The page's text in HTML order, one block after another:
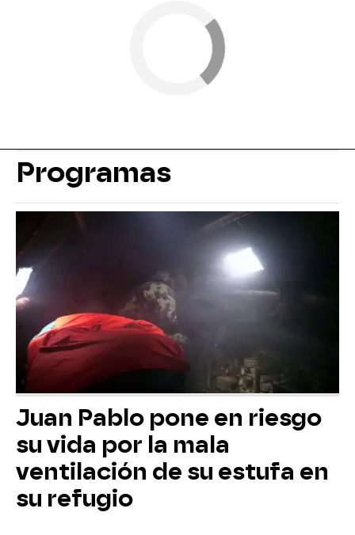
Programas
Juan Pablo pone en riesgo
su vida por la mala
ventilación de su estufa en
su refugio